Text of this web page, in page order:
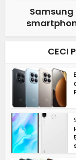
Samsung
CECI